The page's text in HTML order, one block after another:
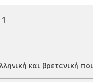
και βρετανική